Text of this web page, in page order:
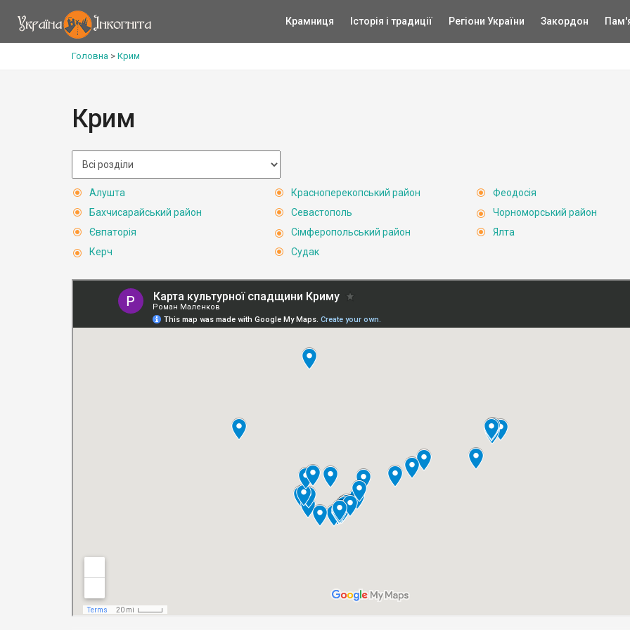
Крамниця Історія і традиції Регіони України Закордон
Головна > Крим
Крим
Алушта
Бахчисарайський район
Євпаторія
Керч
Красноперекопський район
Севастополь
Сімферопольський район
Судак
Феодосія
Чорноморський район
Ялта